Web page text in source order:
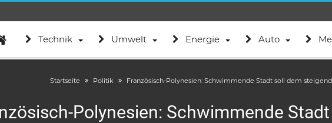
Technik Umwelt Energie Auto
Startseite Politik Französisch-Polynesien: Schwimmende Stadt soll dem
Polynesien: Schwimmende